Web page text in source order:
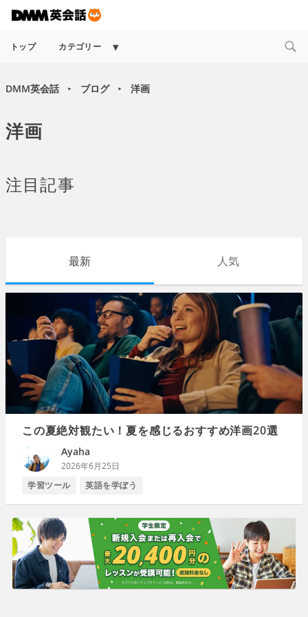
トップ カテゴリー
DMM英会話 ► ブログ ► 洋画
洋画
注目記事
最新 人気
この夏絶対観たい！夏を感じるおすすめ洋画20選
Ayaha
2026年6月25日
学習ツール
英語を学ぼう